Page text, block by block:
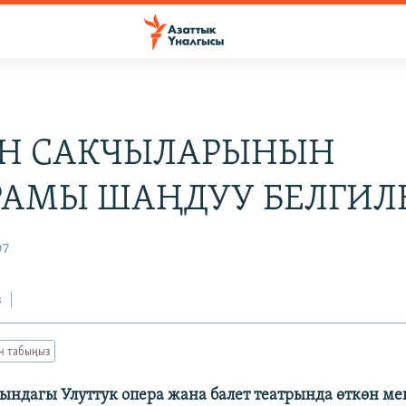
САКЧЫЛАРЫНЫН
ШАҢДУУ
табыңыз
Улуттук опера жана балет театрында өткөн